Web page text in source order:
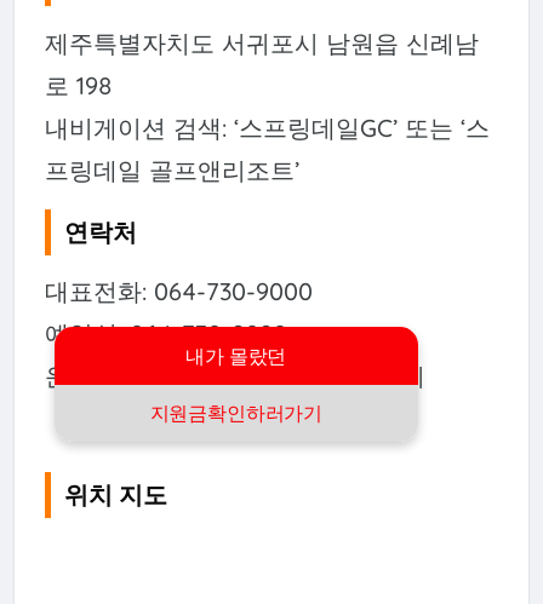
제주특별자치도 서귀포시 남원읍 신례남
로 198
내비게이션 검색: ‘스프링데일GC’ 또는 ‘스
프링데일 골프앤리조트’
연락처
대표전화: 064-730-9000
예약실: 064-730-9090
운영시간: 오전 6시 30분 ~ 오후 6시
위치 지도
내가 몰랐던
지원금확인하러가기